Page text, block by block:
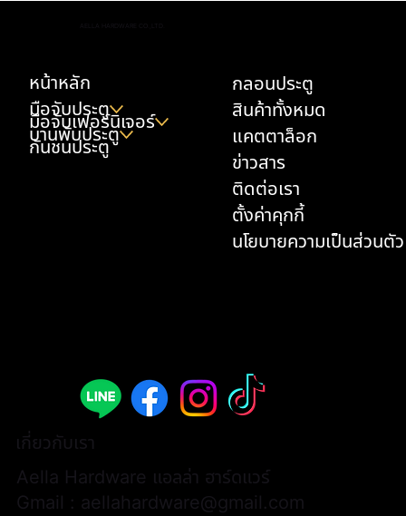
หน้าหลัก
มือจับประตู
มือจับเฟอร์นิเจอร์
บานพับประตู
กันชนประตู
กลอนประตู
สินค้าทั้งหมด
แคตตาล็อก
ข่าวสาร
ติดต่อเรา
ตั้งค่าคุกกี้
นโยบายความเป็นส่วนตัว
เกี่ยวกับเรา
Aella Hardware แอลล่า ฮาร์ดแวร์
Gmail : aellahardware@gmail.com